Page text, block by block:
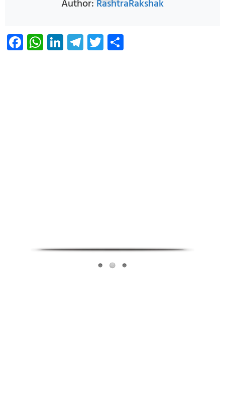
Author: RashtraRakshak
Facebook
WhatsApp
LinkedIn
Telegram
Twitter